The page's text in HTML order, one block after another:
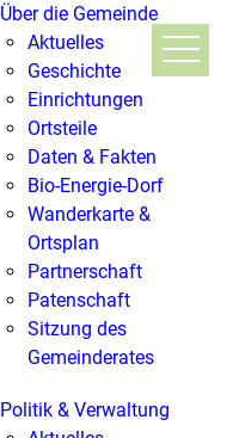
Über die Gemeinde
Aktuelles
Geschichte
Einrichtungen
Ortsteile
Daten & Fakten
Bio-Energie-Dorf
Wanderkarte &
Ortsplan
Partnerschaft
Patenschaft
Sitzung des
Gemeinderates
Politik & Verwaltung